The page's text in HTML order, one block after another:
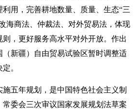
用，完善耕地数量、质量、生态“三
海商法、仲裁法、对外贸易法，体现
，更好服务高水平对外开放。作出
（新疆）自由贸易试验区暂时调整适
。
五年规划，是中国特色社会主义制
常委会三次审议国家发展规划法草案